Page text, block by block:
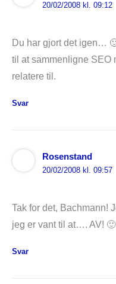
20/02/2008 kl. 09:12
Du har gjort det igen…
til at sammenligne SEO
relatere til.
Svar
Rosenstand
20/02/2008 kl. 09:57
Tak for det, Bachmann!
jeg er vant til at…. AV! 🙂
Svar